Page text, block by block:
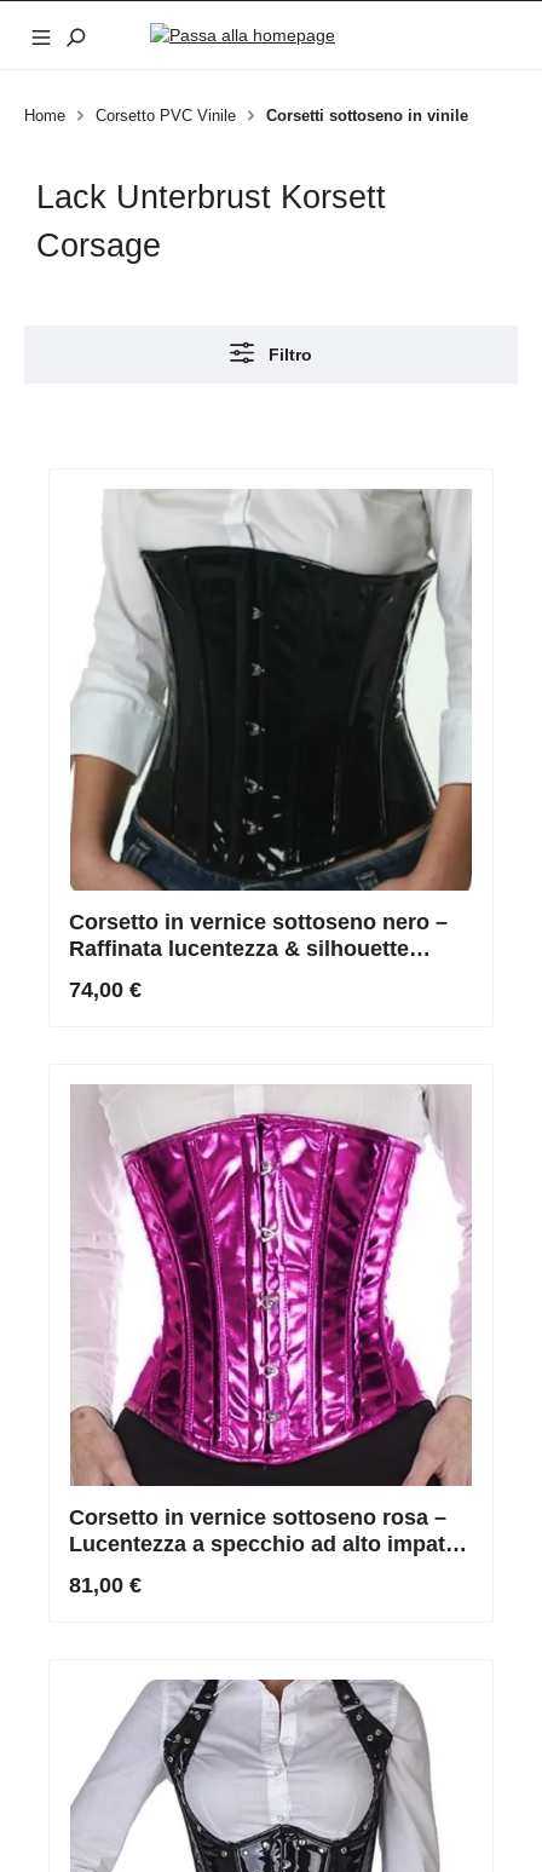
Passa al contenuto principale
Home Corsetto PVC Vinile Corsetti sottoseno in vinile
Lack Unterbrust Korsett
Corsage
Filtro
Corsetto in vernice sottoseno nero –
Raffinata lucentezza & silhouette
74,00 €
Corsetto in vernice sottoseno rosa –
Lucentezza a specchio ad alto impatto
81,00 €